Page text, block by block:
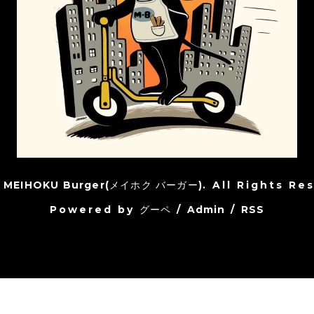
MEIHOKU Burger(メイホク バーガー). All Rights
Powered by グーペ / Admin / RSS